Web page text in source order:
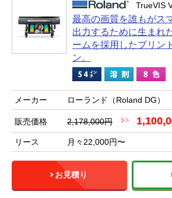
TrueVIS
最高の画質を誰もがス
出力するために生まれ
ームを採用したプリン
ン。
メーカー ローランド（Roland DG）
販売価格 2,178,000円
リース 月々22,000円〜
お見積り